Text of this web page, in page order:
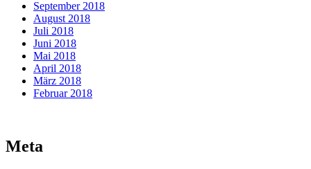
September 2018
August 2018
Juli 2018
Juni 2018
Mai 2018
April 2018
März 2018
Februar 2018
Meta